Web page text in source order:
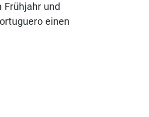
Frühjahr und
einen